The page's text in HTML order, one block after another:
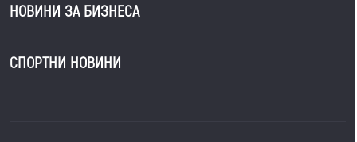
НОВИНИ ЗА БИЗНЕСА
СПОРТНИ НОВИНИ